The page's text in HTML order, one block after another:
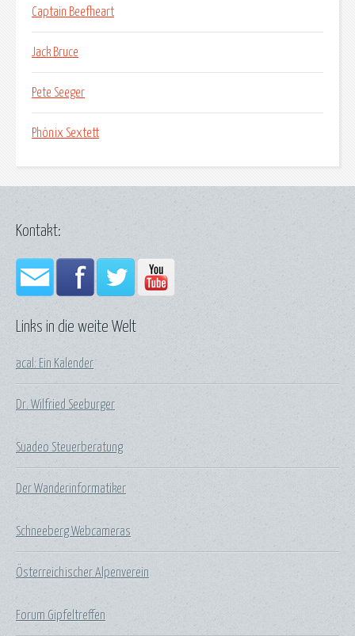
Captain Beefheart
Jack Bruce
Pete Seeger
Phönix Sextett
Links in die weite Welt
acal: Ein Kalender
Dr. Wilfried Seeburger
Suadeo Steuerberatung
Der Wanderinformatiker
Schneeberg Webcameras
Österreichischer Alpenverein
Forum Gipfeltreffen
Kontakt: